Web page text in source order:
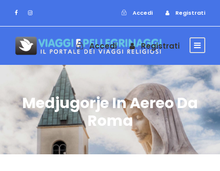
Accedi Registrati
Accedi Registrati
Medjugorje In Aereo Da
Roma